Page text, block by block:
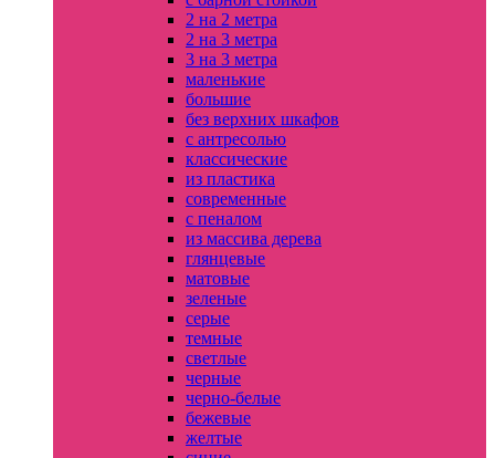
2 на 2 метра
2 на 3 метра
3 на 3 метра
маленькие
большие
без верхних шкафов
с антресолью
классические
из пластика
современные
с пеналом
из массива дерева
глянцевые
матовые
зеленые
серые
темные
светлые
черные
черно-белые
бежевые
желтые